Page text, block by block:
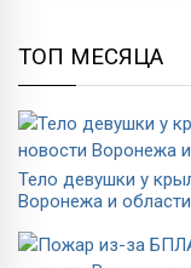
ТОП МЕСЯЦА
Тело девушки у
Воронежа и